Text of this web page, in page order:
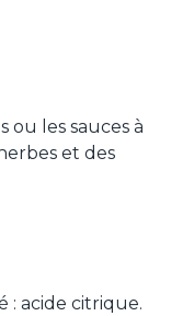
ou les sauces à
et des
: acide citrique.